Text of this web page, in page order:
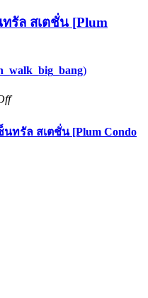
รัล สเตชั่น [Plum
)
ทรัล สเตชั่น [Plum Condo